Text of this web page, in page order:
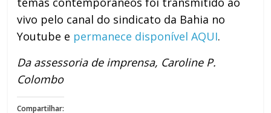
vivo pelo canal do sindicato da Bahia no
Youtube e permanece disponível AQUI.
Da assessoria de imprensa, Caroline P.
Colombo
Compartilhar: